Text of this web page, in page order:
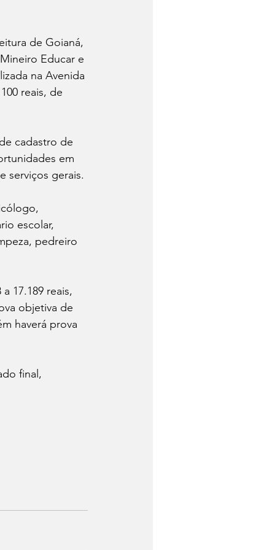
de Goianá,
Educar e
na Avenida
reais, de
cadastro de
em
serviços gerais.
escolar,
pedreiro
17.189 reais,
objetiva de
haverá prova
final,